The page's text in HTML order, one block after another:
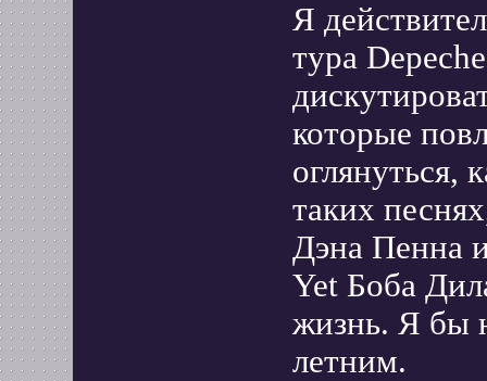
Я
тура
которые
оглянуться,
таких
Дэна Пенна
Yet Боба
жизнь. Я бы
летним.